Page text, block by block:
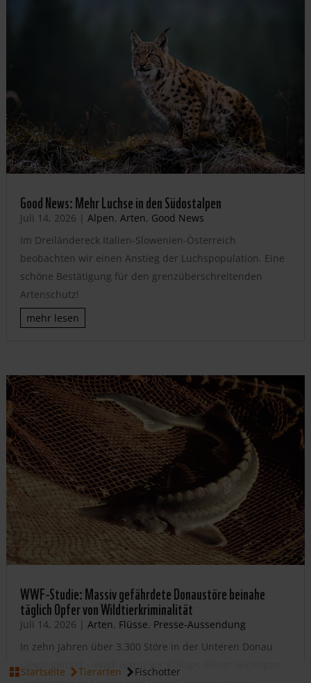
Good News: Mehr Luchse in den Südostalpen
Juli 14, 2026 | Alpen, Arten, Good News
Im Dreiländereck Italien-Slowenien-Österreich
beobachten wir einen Anstieg der Luchspopulation. Eine
schöne Bestätigung für den grenzüberschreitenden
Artenschutz!
mehr lesen
WWF-Studie: Massiv gefährdete Donaustöre beinahe
täglich Opfer von Wildtierkriminalität
Juli 14, 2026 | Arten, Flüsse, Presse-Aussendung
In zehn Jahren über 3.300 Störe in der Unteren Donau
illegal getötet – WWF warnt vor Kollaps dieser wichtigen
Startseite Tierarten Fischotter